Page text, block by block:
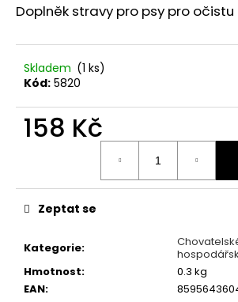
Doplněk stravy pro psy pro
Skladem (1 ks)
Kód: 5820
158 Kč
Kategorie:
Hmotnost:
0.3 kg
EAN:
Zeptat se
D
o
o
u
č
e
WOW-
NATURÁLNÍ